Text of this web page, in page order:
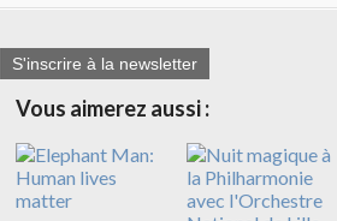
S'inscrire à la newsletter
Vous aimerez aussi :